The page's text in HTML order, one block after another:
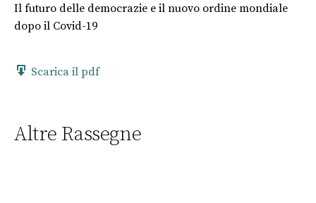
Il futuro delle democrazie e il nuovo ordine mondiale
dopo il Covid-19
Scarica il pdf
Altre Rassegne